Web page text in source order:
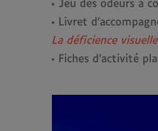
• Jeu des odeurs à
• Livret
La déficience visuelle
• Fiches d’activité